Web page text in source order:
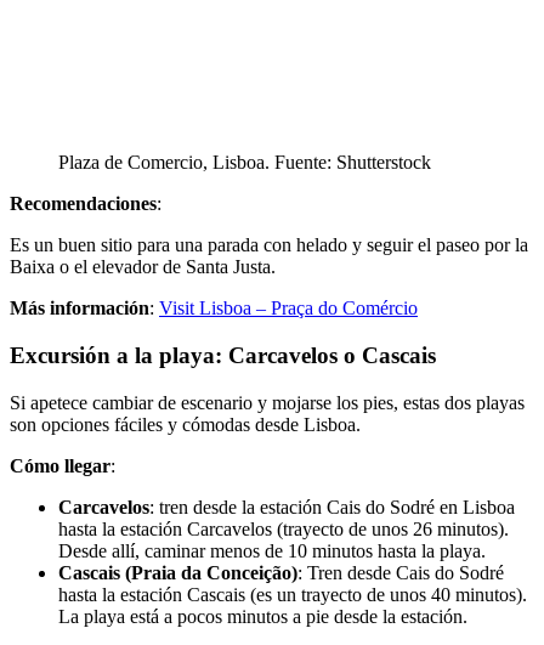
Plaza de Comercio, Lisboa. Fuente: Shutterstock
Recomendaciones:
Es un buen sitio para una parada con helado y seguir el paseo por la
Baixa o el elevador de Santa Justa.
Más información: Visit Lisboa – Praça do Comércio
Excursión a la playa: Carcavelos o Cascais
Si apetece cambiar de escenario y mojarse los pies, estas dos playas
son opciones fáciles y cómodas desde Lisboa.
Cómo llegar:
Carcavelos: tren desde la estación Cais do Sodré en Lisboa
hasta la estación Carcavelos (trayecto de unos 26 minutos).
Desde allí, caminar menos de 10 minutos hasta la playa.
Cascais (Praia da Conceição): Tren desde Cais do Sodré
hasta la estación Cascais (es un trayecto de unos 40 minutos).
La playa está a pocos minutos a pie desde la estación.